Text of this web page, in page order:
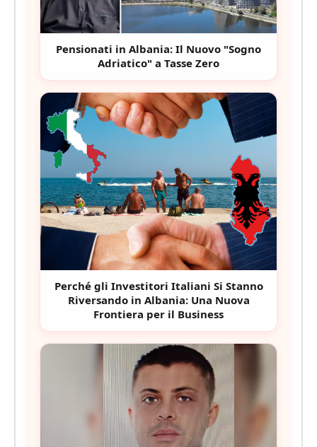
Pensionati in Albania: Il Nuovo "Sogno
Adriatico" a Tasse Zero
Perché gli Investitori Italiani Si Stanno
Riversando in Albania: Una Nuova
Frontiera per il Business